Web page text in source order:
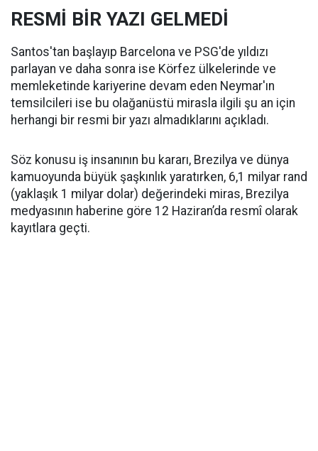
RESMİ BİR YAZI GELMEDİ
Santos'tan başlayıp Barcelona ve PSG'de yıldızı
parlayan ve daha sonra ise Körfez ülkelerinde ve
memleketinde kariyerine devam eden Neymar'ın
temsilcileri ise bu olağanüstü mirasla ilgili şu an için
herhangi bir resmi bir yazı almadıklarını açıkladı.
Söz konusu iş insanının bu kararı, Brezilya ve dünya
kamuoyunda büyük şaşkınlık yaratırken, 6,1 milyar rand
(yaklaşık 1 milyar dolar) değerindeki miras, Brezilya
medyasının haberine göre 12 Haziran’da resmî olarak
kayıtlara geçti.